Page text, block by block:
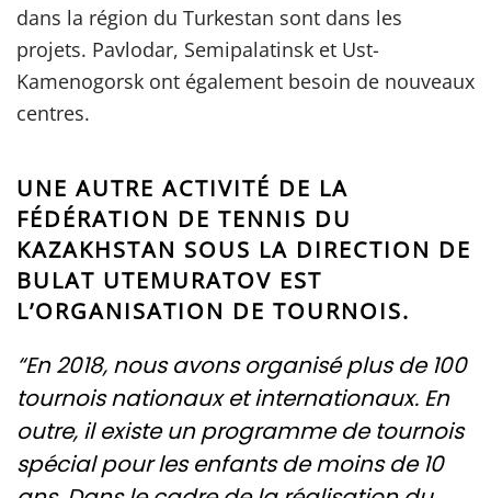
dans la région du Turkestan sont dans les
projets. Pavlodar, Semipalatinsk et Ust-
Kamenogorsk ont également besoin de nouveaux
centres.
UNE AUTRE ACTIVITÉ DE LA
FÉDÉRATION DE TENNIS DU
KAZAKHSTAN SOUS LA DIRECTION DE
BULAT UTEMURATOV EST
L’ORGANISATION DE TOURNOIS.
“En 2018, nous avons organisé plus de 100
tournois nationaux et internationaux. En
outre, il existe un programme de tournois
spécial pour les enfants de moins de 10